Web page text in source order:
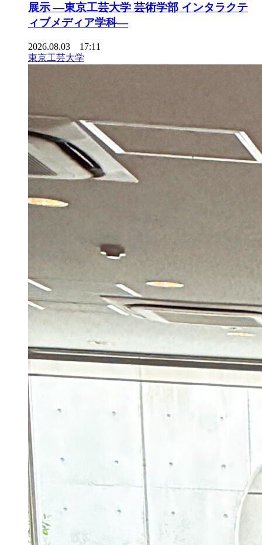
展示 ―東京工芸大学 芸術学部 インタラクテ
ィブメディア学科―
2026.08.03 17:11
東京工芸大学